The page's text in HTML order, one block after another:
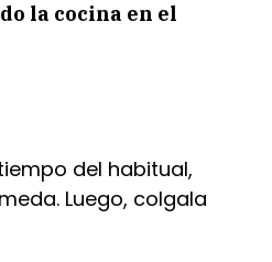
la cocina en el
del habitual,
Luego, colgala